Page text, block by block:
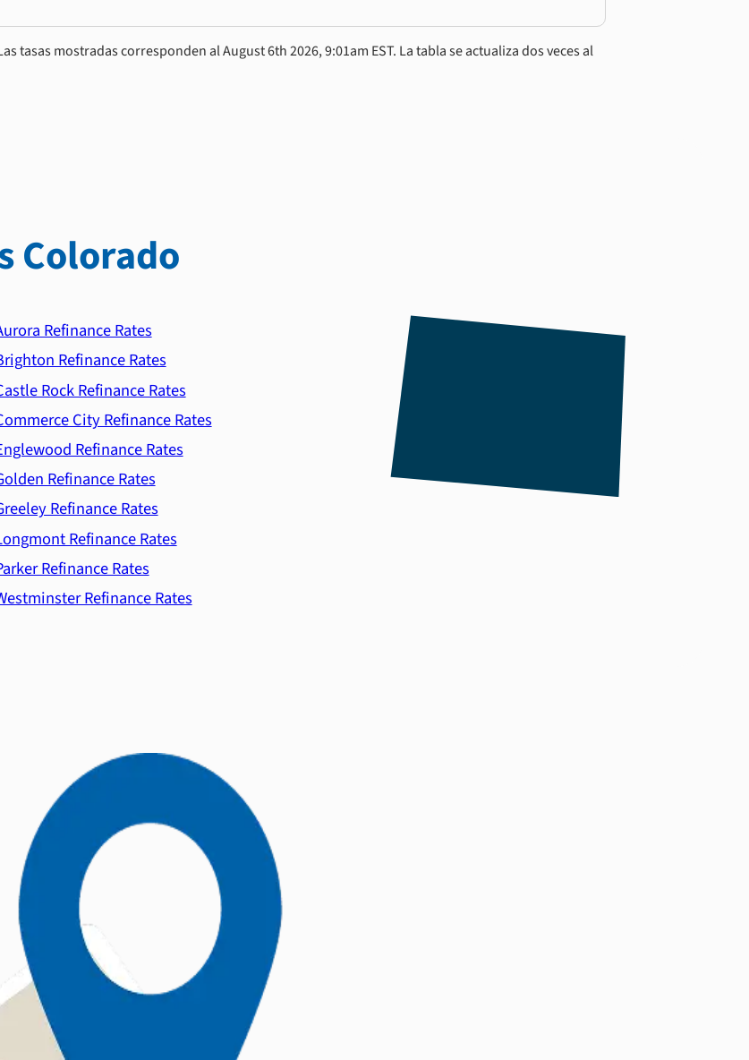
tasas mostradas corresponden al August 6th 2026, 9:01am EST. La tabla se actualiza dos veces al
Colorado
Refinance Rates
Refinance Rates
Rock Refinance Rates
City Refinance Rates
Refinance Rates
Refinance Rates
Refinance Rates
Refinance Rates
Refinance Rates
Refinance Rates